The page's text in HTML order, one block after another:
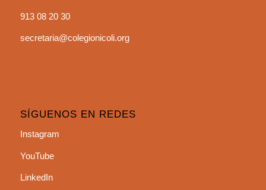
913 08 20 30
secretaria@colegionicoli.org
SÍGUENOS EN REDES
Instagram
YouTube
LinkedIn